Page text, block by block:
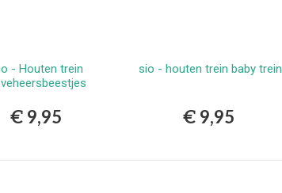
Bestellen
- Houten trein
€ 9,95
Bestellen
sio - houten trein baby trein
€ 9,95